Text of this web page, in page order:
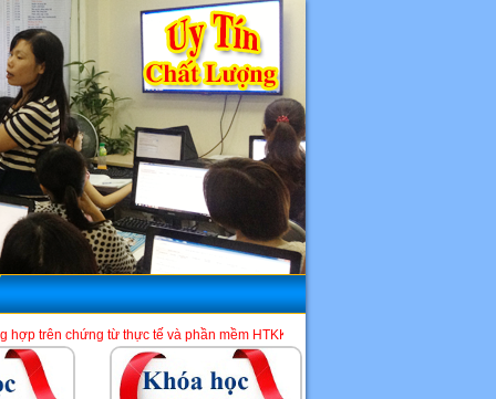
từ thực tế và phần mềm HTKK, Excel, Misa. Là một địa chỉ học kế toán tốt nhất
HCM